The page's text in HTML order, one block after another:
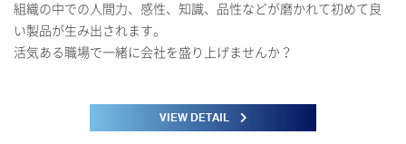
組織の中での人間力、感性、知識、品性などが磨かれて初めて良
い製品が生み出されます。
活気ある職場で一緒に会社を盛り上げませんか？
VIEW DETAIL